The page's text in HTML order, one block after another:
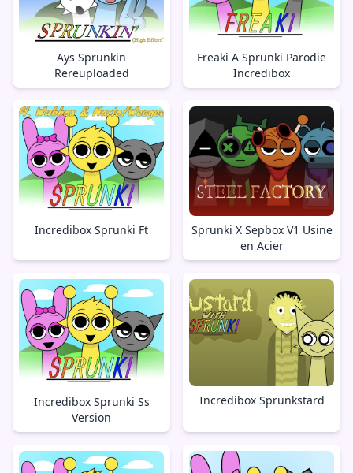
Ays Sprunkin
Rereuploaded
Freaki A Sprunki Parodie
Incredibox
Incredibox Sprunki Ft
Sprunki X Sepbox V1 Usine
en Acier
Incredibox Sprunki Ss
Version
Incredibox Sprunkstard